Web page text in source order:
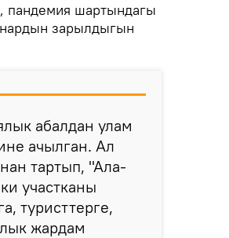
пандемия шартындагы
зарылдыгын
абалдан улам
ачылган. Ал
тартып, "Ала-
участканы
туристтерге,
жардам